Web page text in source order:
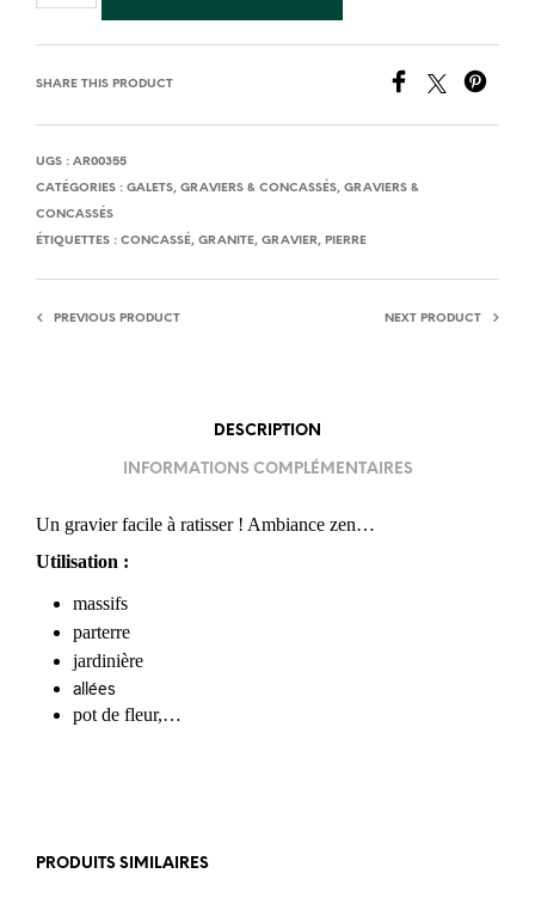
SHARE THIS PRODUCT
UGS : AR00355
CATÉGORIES : GALETS, GRAVIERS & CONCASSÉS, GRAVIERS &
CONCASSÉS
ÉTIQUETTES : CONCASSÉ, GRANITE, GRAVIER, PIERRE
PREVIOUS PRODUCT NEXT PRODUCT
DESCRIPTION
INFORMATIONS COMPLÉMENTAIRES
Un gravier facile à ratisser ! Ambiance zen…
Utilisation :
massifs
parterre
jardinière
allées
pot de fleur,…
PRODUITS SIMILAIRES